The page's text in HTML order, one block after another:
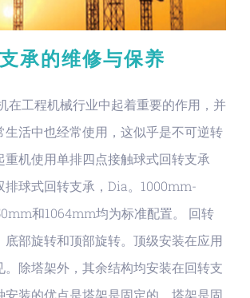
承的维修与保养
在工程机械行业中起着重要的作用，并
生活中也经常使用，这似乎是不可逆转
重机使用单排四点接触球式回转支承
排球式回转支承，Dia。1000mm-
和1064mm均为标准配置。 回转
底部旋转和顶部旋转。顶级安装在应用
。除塔架外，其余结构均安装在回转支
安装的优点是塔架是固定的，塔架是固